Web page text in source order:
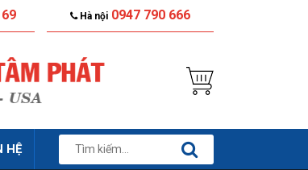
Hà nội 0947 790 666
HỆ